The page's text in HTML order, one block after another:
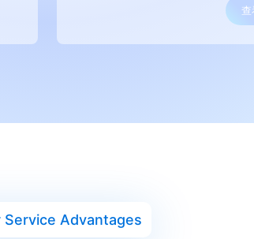
查看
Service Advantages